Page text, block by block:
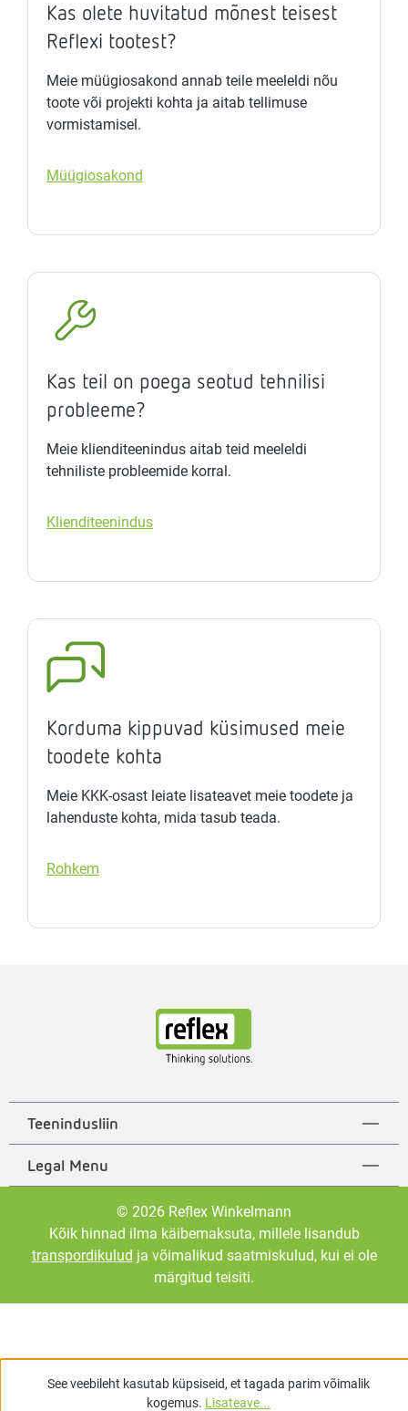
Kas olete huvitatud mõnest teisest
Reflexi tootest?
Meie müügiosakond annab teile meeleldi nõu
toote või projekti kohta ja aitab tellimuse
vormistamisel.
Müügiosakond
Kas teil on poega seotud tehnilisi
probleeme?
Meie klienditeenindus aitab teid meeleldi
tehniliste probleemide korral.
Klienditeenindus
Korduma kippuvad küsimused meie
toodete kohta
Meie KKK-osast leiate lisateavet meie toodete ja
lahenduste kohta, mida tasub teada.
Rohkem
Teenindusliin
Legal Menu
© 2026 Reflex Winkelmann
Kõik hinnad ilma käibemaksuta, millele lisandub
transpordikulud ja võimalikud saatmiskulud, kui ei ole
märgitud teisiti.
See veebileht kasutab küpsiseid, et tagada parim võimalik
kogemus. Lisateave...